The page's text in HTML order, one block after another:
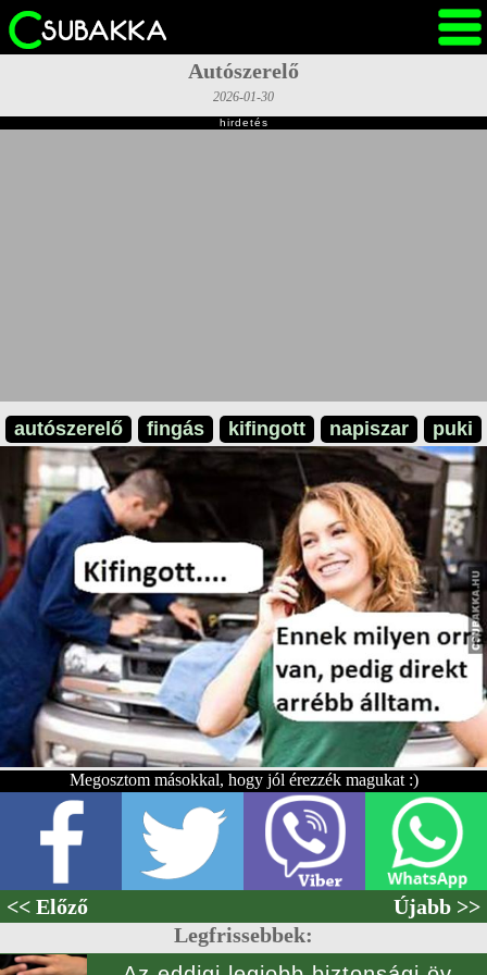
Autószerelő
2026-01-30
hirdetés
autószerelő fingás kifingott napiszar puki
Megosztom másokkal, hogy jól érezzék magukat :)
<< Előző
Újabb >>
Legfrissebbek: